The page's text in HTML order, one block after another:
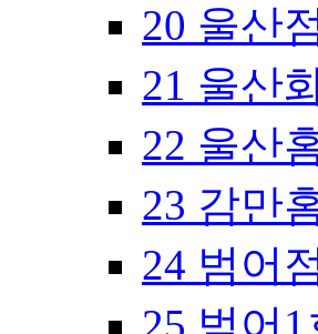
20 울산
21 울산
22 울산
23 감만
24 범어